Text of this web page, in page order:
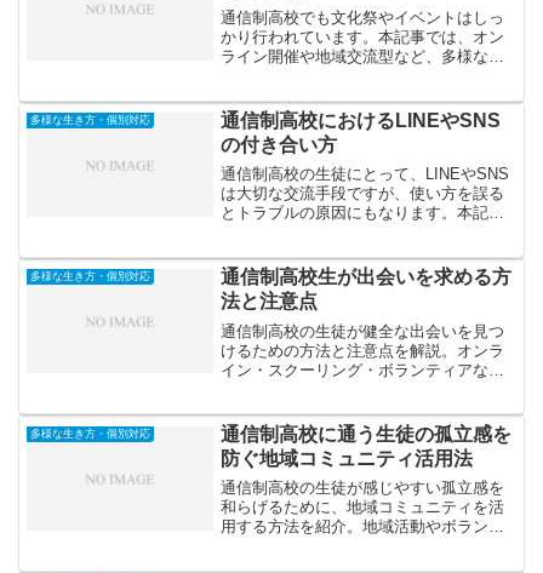
通信制高校でも文化祭やイベントはしっ
かり行われています。本記事では、オン
ライン開催や地域交流型など、多様なス
多様な生き方・個別対応
通信制高校におけるLINEやSNS
の付き合い方
通信制高校の生徒にとって、LINEやSNS
は大切な交流手段ですが、使い方を誤る
とトラブルの原因にもなります。本記事
多様な生き方・個別対応
通信制高校生が出会いを求める方
法と注意点
通信制高校の生徒が健全な出会いを見つ
けるための方法と注意点を解説。オンラ
イン・スクーリング・ボランティアなど
多様な生き方・個別対応
通信制高校に通う生徒の孤立感を
防ぐ地域コミュニティ活用法
通信制高校の生徒が感じやすい孤立感を
和らげるために、地域コミュニティを活
用する方法を紹介。地域活動やボランテ